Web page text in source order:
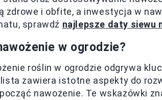
zdrowe i obfite, a inwestycja w
sprawdź najlepsze daty siewu
w ogrodzie?
roślin w ogrodzie odgrywa
zawiera istotne aspekty do
nawożenie. Te wskazówki